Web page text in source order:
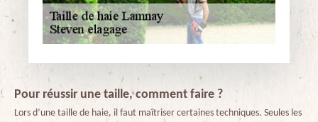
Pour réussir une taille, comment faire ?
Lors d’une taille de haie, il faut maîtriser certaines techniques. Seules les